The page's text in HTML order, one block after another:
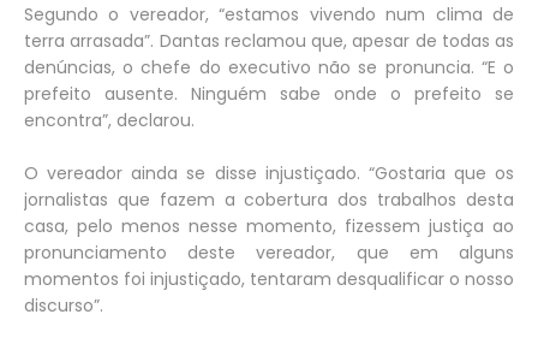
Segundo o vereador, “estamos vivendo num clima de
terra arrasada”. Dantas reclamou que, apesar de todas as
denúncias, o chefe do executivo não se pronuncia. “E o
prefeito ausente. Ninguém sabe onde o prefeito se
encontra”, declarou.
O vereador ainda se disse injustiçado. “Gostaria que os
jornalistas que fazem a cobertura dos trabalhos desta
casa, pelo menos nesse momento, fizessem justiça ao
pronunciamento deste vereador, que em alguns
momentos foi injustiçado, tentaram desqualificar o nosso
discurso”.